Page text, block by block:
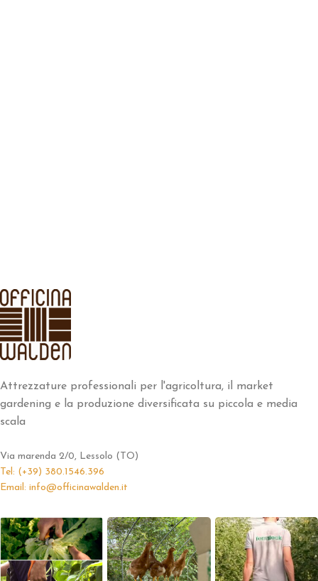
Attrezzature professionali per l'agricoltura, il market
gardening e la produzione diversificata su piccola e media
scala
Via marenda 2/0, Lessolo (TO)
Tel: (+39) 380.1546.396
Email: info@officinawalden.it